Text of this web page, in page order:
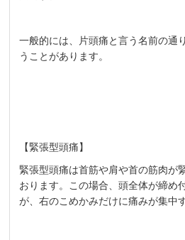
一般的には、片頭痛と言う名前の通
うことがあります。
【緊張型頭痛】
緊張型頭痛は首筋や肩や首の筋肉が
おります。この場合、頭全体が締め
が、右のこめかみだけに痛みが集中